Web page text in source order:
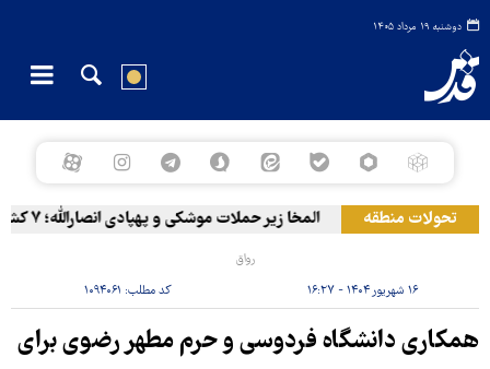
دوشنبه ۱۹ مرداد ۱۴۰۵
تحولات منطقه المخا زیر حملات موشکی و پهپادی انصارالله؛ ۷ کشته و ۳۰ زخمی
رواق
۱۶ شهریور ۱۴۰۴ - ۱۶:۲۷ کد مطلب: ۱۰۹۴۰۶۱
همکاری دانشگاه فردوسی و حرم مطهر رضوی برای